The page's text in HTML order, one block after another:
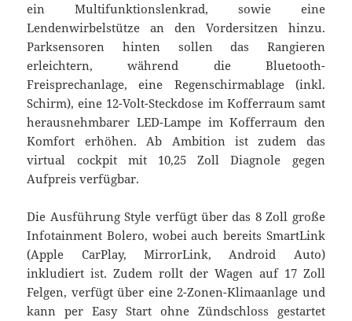
ein Multifunktionslenkrad, sowie eine
Lendenwirbelstütze an den Vordersitzen hinzu.
Parksensoren hinten sollen das Rangieren
erleichtern, während die Bluetooth-
Freisprechanlage, eine Regenschirmablage (inkl.
Schirm), eine 12-Volt-Steckdose im Kofferraum samt
herausnehmbarer LED-Lampe im Kofferraum den
Komfort erhöhen. Ab Ambition ist zudem das
virtual cockpit mit 10,25 Zoll Diagnole gegen
Aufpreis verfügbar.
Die Ausführung Style verfügt über das 8 Zoll große
Infotainment Bolero, wobei auch bereits SmartLink
(Apple CarPlay, MirrorLink, Android Auto)
inkludiert ist. Zudem rollt der Wagen auf 17 Zoll
Felgen, verfügt über eine 2-Zonen-Klimaanlage und
kann per Easy Start ohne Zündschloss gestartet